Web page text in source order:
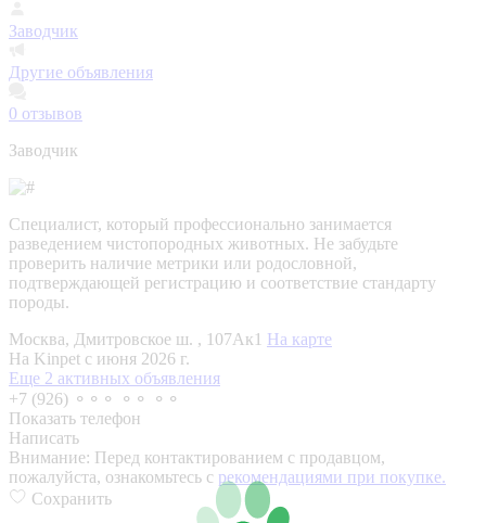
Заводчик
Другие объявления
0 отзывов
Заводчик
Специалист, который профессионально занимается
разведением чистопородных животных. Не забудьте
проверить наличие метрики или родословной,
подтверждающей регистрацию и соответствие стандарту
породы.
Москва, Дмитровское ш. , 107Ак1 На карте
На Kinpet c июня 2026 г.
Еще 2 активных объявления
+7 (926) ⚬⚬⚬ ⚬⚬ ⚬⚬
Показать телефон
Написать
Внимание: Перед контактированием с продавцом,
пожалуйста, ознакомьтесь с рекомендациями при покупке.
Сохранить